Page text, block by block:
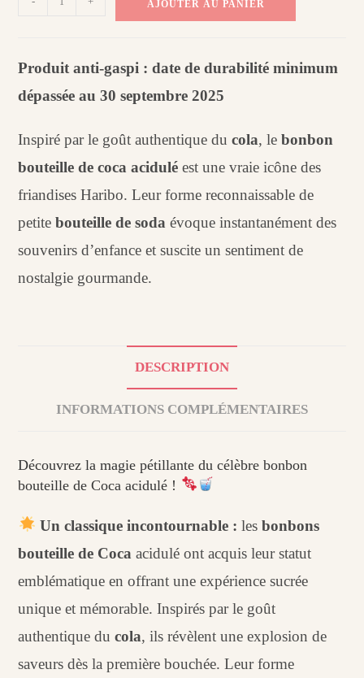
de
coca
Haribo
AJOUTER AU PANIER
Produit anti-gaspi : date de durabilité minimum
dépassée au 30 septembre 2025
Inspiré par le goût authentique ducola, lebonbon
bouteille de coca acidulé est une vraie icône des
friandises Haribo. Leur forme reconnaissable de
petitebouteille de soda évoque instantanément des
souvenirs d’enfance et suscite un sentiment de
nostalgie gourmande.
DESCRIPTION
INFORMATIONS COMPLÉMENTAIRES
Découvrez la magie pétillante du célèbre bonbon
bouteille de Coca acidulé !
Un classique incontournable : lesbonbons
bouteille de Coca acidulé ont acquis leur statut
emblématique en offrant une expérience sucrée
unique et mémorable. Inspirés par le goût
authentique ducola, ils révèlent une explosion de
saveurs dès la première bouchée. Leur forme